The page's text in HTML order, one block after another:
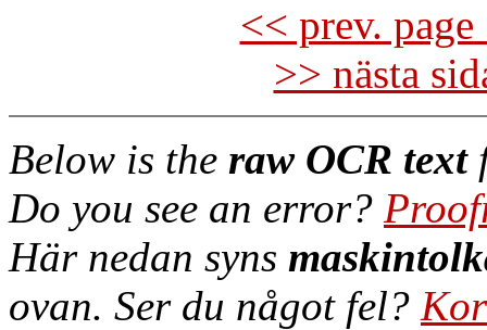
<< prev.
>> nästa
Below is the raw OCR text
Do you see an error?
Här nedan syns
ovan. Ser du något fel?